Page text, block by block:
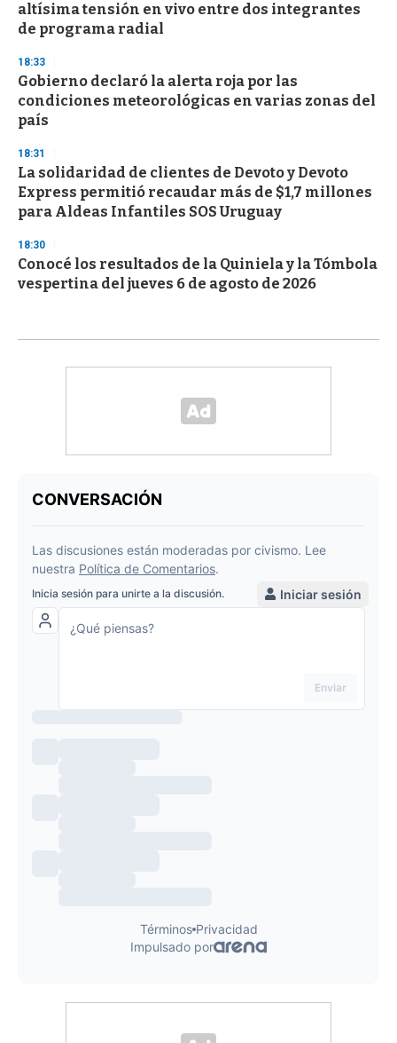
altísima tensión en vivo entre dos integrantes
de programa radial
18:33
Gobierno declaró la alerta roja por las
condiciones meteorológicas en varias zonas del
país
18:31
La solidaridad de clientes de Devoto y Devoto
Express permitió recaudar más de $1,7 millones
para Aldeas Infantiles SOS Uruguay
18:30
Conocé los resultados de la Quiniela y la Tómbola
vespertina del jueves 6 de agosto de 2026